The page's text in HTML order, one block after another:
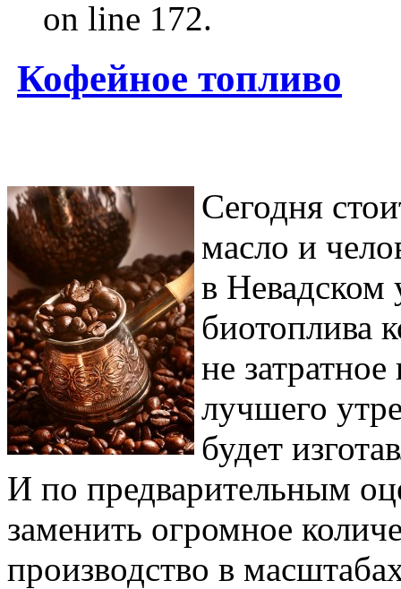
on line 172.
Кофейное топливо
Сегодня
масло и
в Невадском
биотоплива
не
лучшего
будет
И по предварительным
заменить огромное
производство в